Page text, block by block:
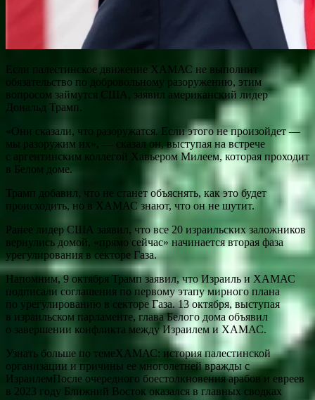
Если палестинское движение ХАМАС не выполнит
обязательство по добровольному разоружению, этим
вопросом займутся США, заявил американский лидер
Дональд Трамп.
«Они сказали, что разоружатся. Если этого не произойдет —
мы разоружим их», — сказал он, выступая на встрече
с аргентинским коллегой Хавьером Милеем, которая проходит
в Белом доме.
Трамп добавил, что не станет объяснять, как это будет
происходить, но в ХАМАС знают, что он не шутит.
Ранее лидер США заявил, что все 20 израильских заложников
вернулись домой, «прямо сейчас» начинается вторая фаза
урегулирования в секторе Газа.
Напомним, 9 октября Трамп заявил, что Израиль и ХАМАС
подписали соглашения по первому этапу мирного плана
по урегулированию в секторе Газа. 13 октября, выступая
в израильском парламенте, глава Белого дома объявил
о завершении конфликта между Израилем и ХАМАС.
Узнать больше по темеХАМАС: история палестинской
организации и причины ее многолетней вражды с
ИзраилемПосле очередного боестолкновения арабов и евреев
в 2023 году Ближний Восток оказался в главных сводках